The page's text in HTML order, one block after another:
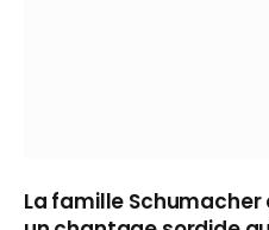
La famille